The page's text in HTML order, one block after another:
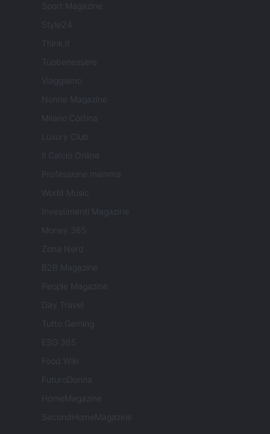
Sport Magazine
Style24
Think.it
Tuobenessere
Viaggiamo
Nonne Magazine
Milano Cortina
Luxury Club
Il Calcio Online
Professione mamma
World Music
Investimenti Magazine
Money 365
Zona Nerd
B2B Magazine
People Magazine
Day Travel
Tutto Gaming
ESG 365
Food Wiki
FuturoDonna
HomeMagazine
SecondHomeMagazine